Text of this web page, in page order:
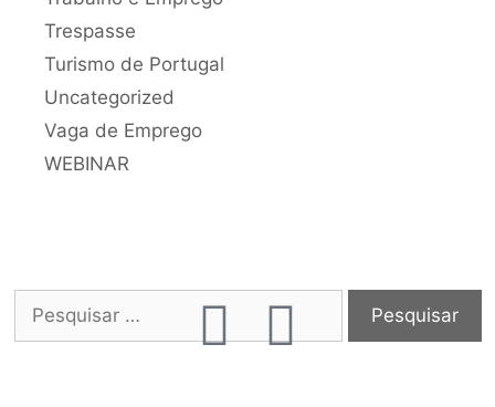
Trespasse
Turismo de Portugal
Uncategorized
Vaga de Emprego
WEBINAR